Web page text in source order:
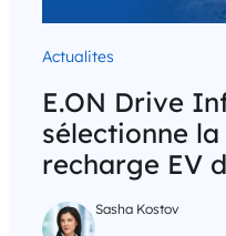
Actualites
E.ON Drive
sélectionne
recharge EV
Sasha Kostov